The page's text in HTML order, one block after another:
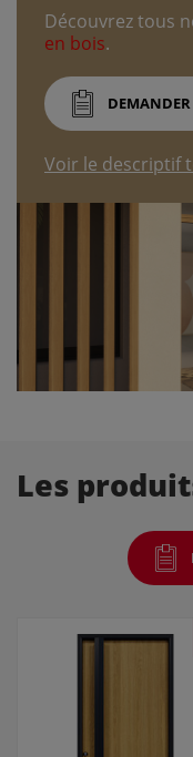
Découvrez tous
en bois.
Voir le descriptif
Les